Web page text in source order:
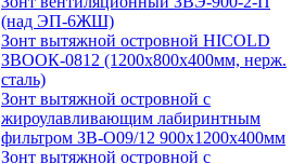
(над ЭП-6ЖШ)
Зонт вытяжной островной HICOLD
ЗВООК-0812 (1200х800x400мм, нерж.
сталь)
Зонт вытяжной островной с
жироулавливающим лабиринтным
фильтром ЗВ-О09/12 900х1200х400мм
Зонт вытяжной островной с